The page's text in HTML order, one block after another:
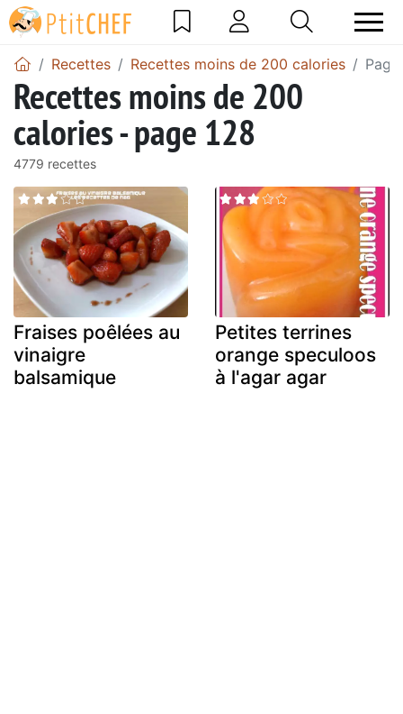
Recettes Recettes moins de 200 calories
Recettes moins de 200
calories - page 128
4779 recettes
Fraises poêlées au
vinaigre
balsamique
Petites terrines
orange speculoos
à l'agar agar